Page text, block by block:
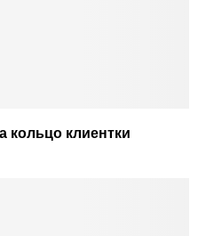
кольцо клиентки